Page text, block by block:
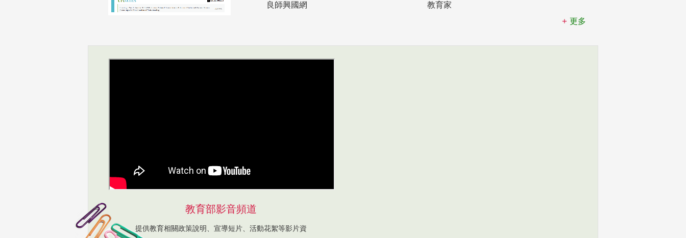
良師興國網
教育家
更多
教育部影音頻道
提供教育相關政策說明、宣導短片、活動花絮等影片資